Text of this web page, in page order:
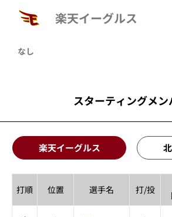
楽天イーグルス
なし
スターティングメン
楽天イーグルス
打順 位置 選手名 打/投